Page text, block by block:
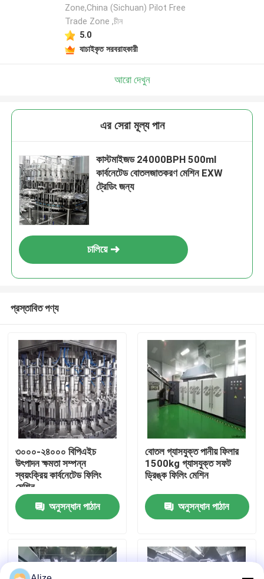
ভিডিও
Zone,China (Sichuan) Pilot Free
Trade Zone ,চীন
5.0
যাচাইকৃত সরবরাহকারী
আরো দেখুন
এর সেরা মূল্য পান
কাস্টমাইজড 24000BPH 500ml
কার্বনেটেড বোতলজাতকরণ মেশিন EXW
ট্রেডিং জন্য
চালিয়ে
প্রস্তাবিত পণ্য
৩০০০-২৪০০০ বিপিএইচ
উৎপাদন ক্ষমতা সম্পন্ন
স্বয়ংক্রিয় কার্বনেটেড ফিলিং
মেশিন
অনুসন্ধান পাঠান
বোতল গ্যাসযুক্ত পানীয় ফিলার
1500kg গ্যাসযুক্ত সফট
ড্রিঙ্ক ফিলিং মেশিন
অনুসন্ধান পাঠান